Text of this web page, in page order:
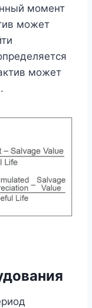
момент
может
может